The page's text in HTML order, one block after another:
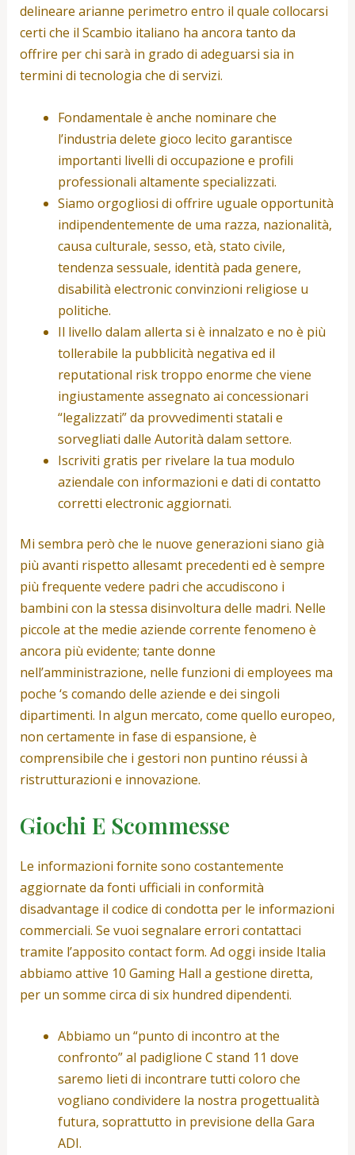
delineare arianne perimetro entro il quale collocarsi
certi che il Scambio italiano ha ancora tanto da
offrire per chi sarà in grado di adeguarsi sia in
termini di tecnologia che di servizi.
Fondamentale è anche nominare che
l’industria delete gioco lecito garantisce
importanti livelli di occupazione e profili
professionali altamente specializzati.
Siamo orgogliosi di offrire uguale opportunità
indipendentemente de uma razza, nazionalità,
causa culturale, sesso, età, stato civile,
tendenza sessuale, identità pada genere,
disabilità electronic convinzioni religiose u
politiche.
Il livello dalam allerta si è innalzato e no è più
tollerabile la pubblicità negativa ed il
reputational risk troppo enorme che viene
ingiustamente assegnato ai concessionari
“legalizzati” da provvedimenti statali e
sorvegliati dalle Autorità dalam settore.
Iscriviti gratis per rivelare la tua modulo
aziendale con informazioni e dati di contatto
corretti electronic aggiornati.
Mi sembra però che le nuove generazioni siano già
più avanti rispetto allesamt precedenti ed è sempre
più frequente vedere padri che accudiscono i
bambini con la stessa disinvoltura delle madri. Nelle
piccole at the medie aziende corrente fenomeno è
ancora più evidente; tante donne
nell’amministrazione, nelle funzioni di employees ma
poche ‘s comando delle aziende e dei singoli
dipartimenti. In algun mercato, come quello europeo,
non certamente in fase di espansione, è
comprensibile che i gestori non puntino réussi à
ristrutturazioni e innovazione.
Giochi E Scommesse
Le informazioni fornite sono costantemente
aggiornate da fonti ufficiali in conformità
disadvantage il codice di condotta per le informazioni
commerciali. Se vuoi segnalare errori contattaci
tramite l’apposito contact form. Ad oggi inside Italia
abbiamo attive 10 Gaming Hall a gestione diretta,
per un somme circa di six hundred dipendenti.
Abbiamo un “punto di incontro at the
confronto” al padiglione C stand 11 dove
saremo lieti di incontrare tutti coloro che
vogliano condividere la nostra progettualità
futura, soprattutto in previsione della Gara
ADI.